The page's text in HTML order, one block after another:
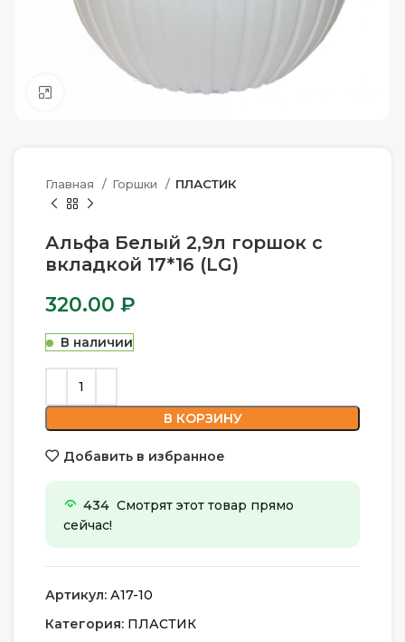
Нажмите, чтобы увеличить
Главная Горшки ПЛАСТИК
Альфа Белый 2,9л горшок с
вкладкой 17*16 (LG)
320.00 ₽
В наличии
В КОРЗИНУ
Добавить в избранное
434 Смотрят этот товар прямо
сейчас!
Артикул: А17-10
Категория: ПЛАСТИК